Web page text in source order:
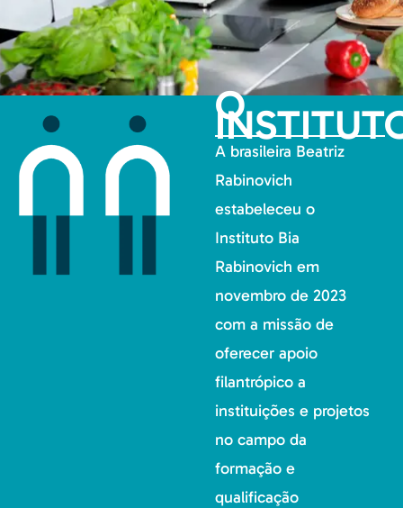
O
A brasileira Beatriz
Rabinovich
estabeleceu o
Instituto Bia
Rabinovich em
novembro de 2023
com a missão de
oferecer apoio
filantrópico a
instituições e projetos
no campo da
formação e
qualificação